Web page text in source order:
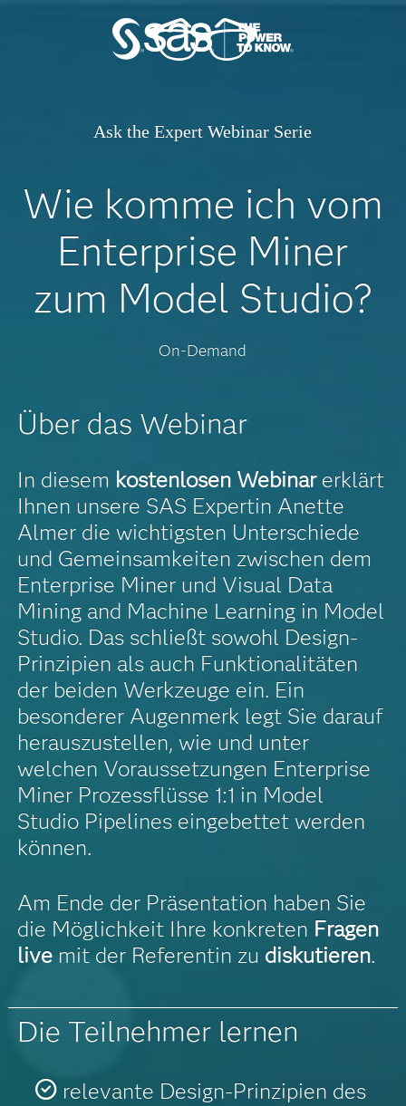
Ask the Expert Webinar Serie
Wie komme ich vom
Enterprise Miner
zum Model Studio?
On-Demand
Über das Webinar
In diesem kostenlosen Webinarerklärt
Ihnen unsere SAS Expertin Anette
Almer die wichtigsten Unterschiede
und Gemeinsamkeiten zwischen dem
Enterprise Miner und Visual Data
Mining and Machine Learning in Model
Studio. Das schließt sowohl Design-
Prinzipien als auch Funktionalitäten
der beiden Werkzeuge ein. Ein
besonderer Augenmerk legt Sie darauf
herauszustellen, wie und unter
welchen Voraussetzungen Enterprise
Miner Prozessflüsse 1:1 in Model
Studio Pipelines eingebettet werden
können.
Am Ende der Präsentation haben Sie
die Möglichkeit Ihre konkreten Fragen
livemit der Referentin zu diskutieren.
Die Teilnehmer lernen
relevante Design-Prinzipien des